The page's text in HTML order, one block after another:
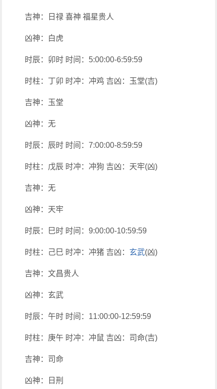
吉神：日禄 喜神 福星贵人
凶神：白虎
时辰：卯时 时间：5:00:00-6:59:59
时柱：丁卯 时冲：冲鸡 吉凶：玉堂(吉)
吉神：玉堂
凶神：无
时辰：辰时 时间：7:00:00-8:59:59
时柱：戊辰 时冲：冲狗 吉凶：天牢(凶)
吉神：无
凶神：天牢
时辰：巳时 时间：9:00:00-10:59:59
时柱：己巳 时冲：冲猪 吉凶： 玄武(凶)
吉神：文昌贵人
凶神：玄武
时辰：午时 时间：11:00:00-12:59:59
时柱：庚午 时冲：冲鼠 吉凶：司命(吉)
吉神：司命
凶神：日刑